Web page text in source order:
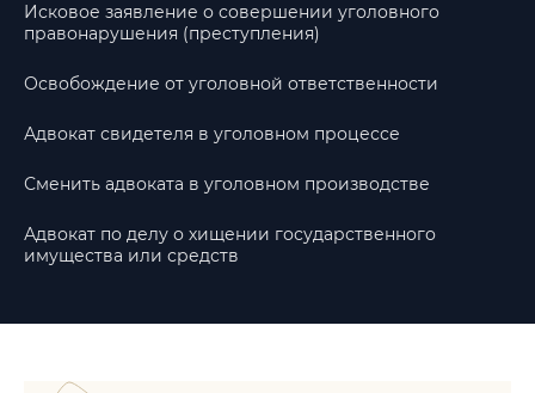
Исковое заявление о совершении уголовного
правонарушения (преступления)
Освобождение от уголовной ответственности
Адвокат свидетеля в уголовном процессе
Сменить адвоката в уголовном производстве
Адвокат по делу о хищении государственного
имущества или средств